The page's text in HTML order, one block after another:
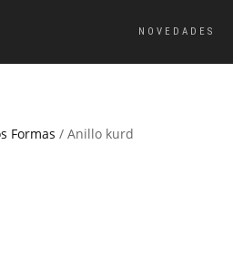
NOVEDADES
Formas / Anillo kurd